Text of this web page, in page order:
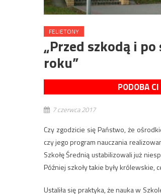
FELIETONY
„Przed szkodą i
roku”
PODOBA
7 czerwca 2017
Czy zgodzicie się Państwo, że
czy jego program nauczania
Szkołę Średnią ustabilizowali już
Później szkoły takie były królewskie,
Ustaliła się praktyka, że nauka w